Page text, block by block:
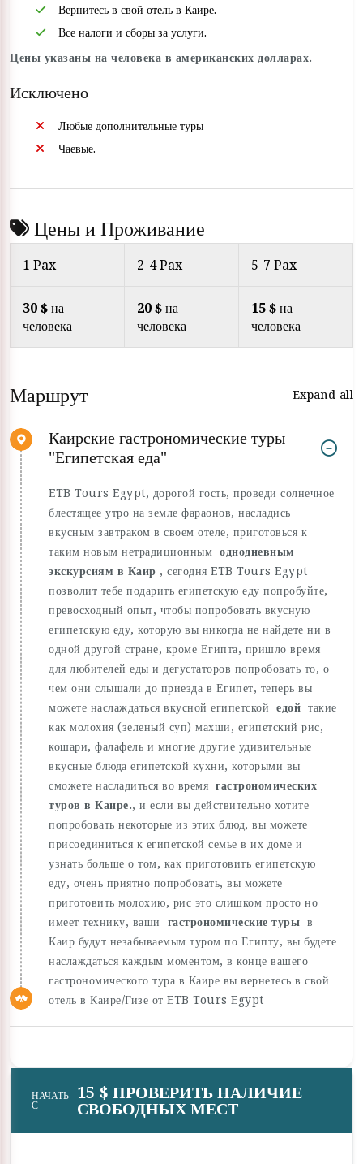
Вернитесь в свой отель в Каире.
Все налоги и сборы за услуги.
Цены указаны на человека в американских долларах.
Исключено
Любые дополнительные туры
Чаевые.
Цены и Проживание
1 Pax 2-4 Pax 5-7 Pax
30 $на
человека
20 $на
человека
15 $на
человека
Маршрут Expand all
Каирские гастрономические туры
"Египетская еда"
ETB Tours Egypt, дорогой гость, проведи солнечное
блестящее утро на земле фараонов, насладись
вкусным завтраком в своем отеле, приготовься к
таким новым нетрадиционным однодневным
экскурсиям в Каир , сегодня ETB Tours Egypt
позволит тебе подарить египетскую еду попробуйте,
превосходный опыт, чтобы попробовать вкусную
египетскую еду, которую вы никогда не найдете ни в
одной другой стране, кроме Египта, пришло время
для любителей еды и дегустаторов попробовать то, о
чем они слышали до приезда в Египет, теперь вы
можете наслаждаться вкусной египетской едой такие
как молохия (зеленый суп) махши, египетский рис,
кошари, фалафель и многие другие удивительные
вкусные блюда египетской кухни, которыми вы
сможете насладиться во время гастрономических
туров в Каире., и если вы действительно хотите
попробовать некоторые из этих блюд, вы можете
присоединиться к египетской семье в их доме и
узнать больше о том, как приготовить египетскую
еду, очень приятно попробовать, вы можете
приготовить молохию, рис это слишком просто но
имеет технику, ваши гастрономические туры в
Каир будут незабываемым туром по Египту, вы будете
наслаждаться каждым моментом, в конце вашего
гастрономического тура в Каире вы вернетесь в свой
отель в Каире/Гизе от ETB Tours Egypt
НАЧАТЬ
С
15 $ ПРОВЕРИТЬ НАЛИЧИЕ
СВОБОДНЫХ МЕСТ